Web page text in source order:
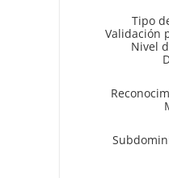
Tipo
Validación
Nivel